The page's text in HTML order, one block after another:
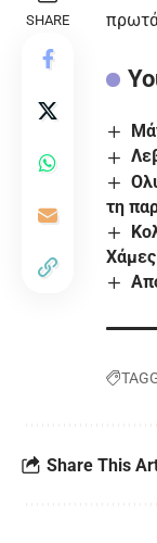
SHARE
τη
Χάμες
Share This